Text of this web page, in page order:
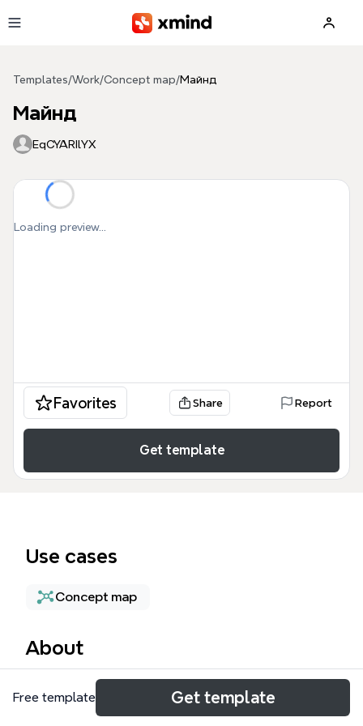
Templates/Work/Concept map/Майнд
Майнд
EqCYARIlYX
Loading preview...
Favorites Share Report
Get template
Use cases
Concept map
About
Майнд карта Майнд представляет собой
структурированное руководство по
Free template Get template